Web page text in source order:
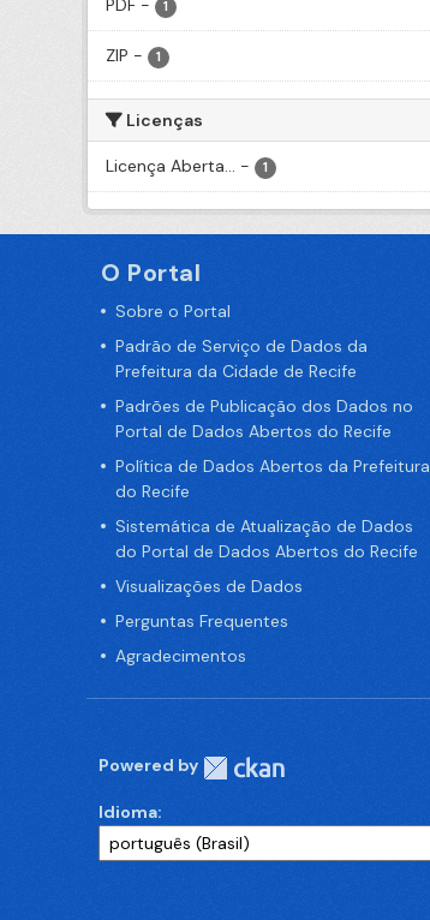
PDF - 1
ZIP - 1
Licenças
Licença Aberta... - 1
O Portal
Sobre o Portal
Padrão de Serviço de Dados da
Prefeitura da Cidade de Recife
Padrões de Publicação dos Dados no
Portal de Dados Abertos do Recife
Política de Dados Abertos da Prefeitura
do Recife
Sistemática de Atualização de Dados
do Portal de Dados Abertos do Recife
Visualizações de Dados
Perguntas Frequentes
Agradecimentos
Powered by
Idioma